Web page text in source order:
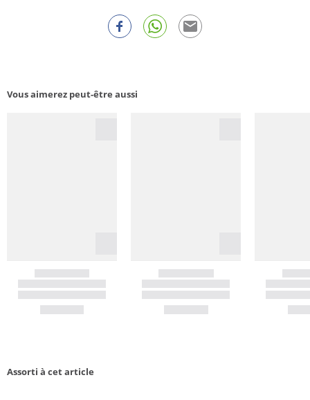
Vous aimerez peut-être aussi
Assorti à cet article